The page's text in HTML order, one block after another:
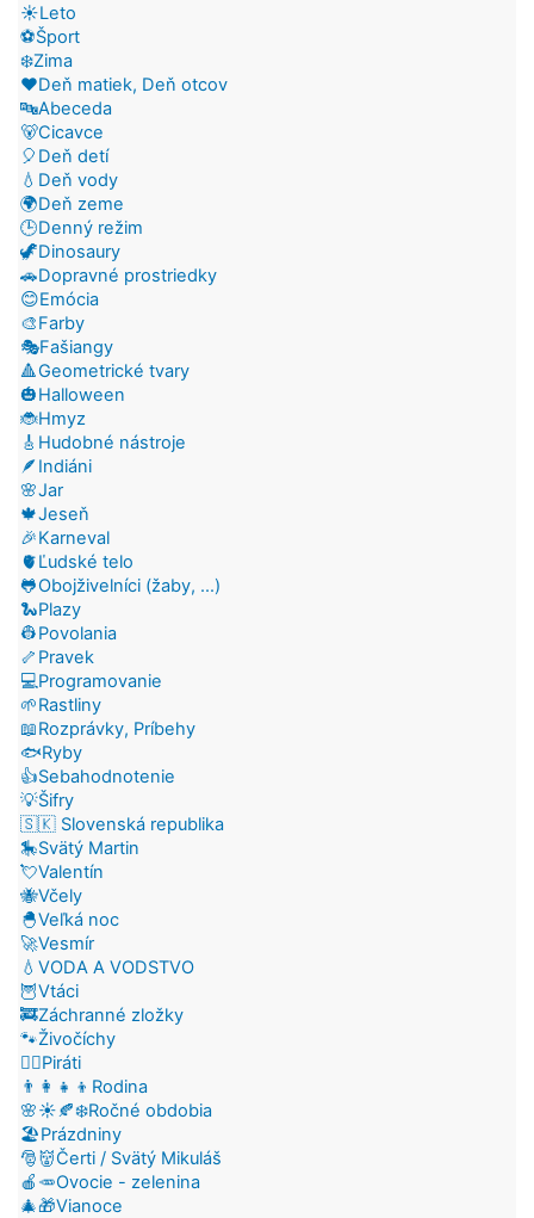
☀️Leto
⚽Šport
❄️Zima
❤️Deň matiek, Deň otcov
🔤Abeceda
🐻Cicavce
🎈Deň detí
💧Deň vody
🌍Deň zeme
🕒Denný režim
🦖Dinosaury
🚗Dopravné prostriedky
😊Emócia
🎨Farby
🎭Fašiangy
🔺Geometrické tvary
🎃Halloween
🐞Hmyz
🎸Hudobné nástroje
🪶Indiáni
🌸Jar
🍁Jeseň
🎉Karneval
🫀Ľudské telo
🐸Obojživelníci (žaby, ...)
🐍Plazy
👷Povolania
🦴Pravek
💻Programovanie
🌱Rastliny
📖Rozprávky, Príbehy
🐟Ryby
👍Sebahodnotenie
💡Šifry
🇸🇰 Slovenská republika
🎠Svätý Martin
💘Valentín
🐝Včely
🐣Veľká noc
🚀Vesmír
💧VODA A VODSTVO
🦉Vtáci
🚒Záchranné zložky
🐾Živočíchy
🏴‍☠️Piráti
👨‍👩‍👧‍👦Rodina
🌸☀️🍂❄️Ročné obdobia
🏖️Prázdniny
🎅👹Čerti / Svätý Mikuláš
🍎🥕Ovocie - zelenina
🎄🎁Vianoce